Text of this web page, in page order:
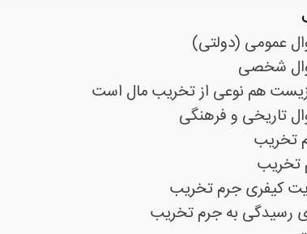
عمومی (دولتی)
شخصی
هم نوعی از تخریب مال است
تاریخی و فرهنگی
تخریب
تخریب
کیفری جرم تخریب
رسیدگی به جرم تخریب